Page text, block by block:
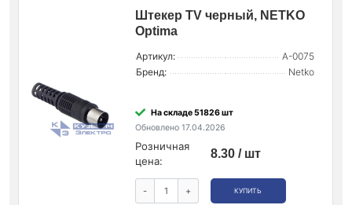
Штекер ТV черный, NETKO
Optima
Артикул:
A-0075
Бренд:
Netko
На складе 51826 шт
Обновлено 17.04.2026
Розничная
цена:
8.30 / шт
- + КУПИТЬ